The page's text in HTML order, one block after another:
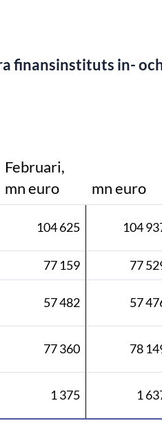
finansinstituts in-
Februari,
mn euro
mn euro
104 625 104
77 159 77
57 482 57
77 360 78
1 375 1